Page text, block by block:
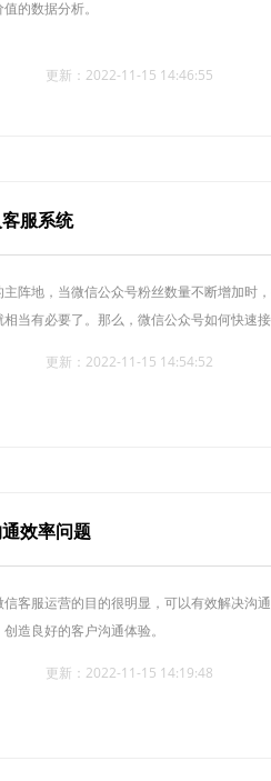
的数据分析。
更新：2022-11-15 14:46:55
服系统
阵地，当微信公众号粉丝数量不断增加时
当有必要了。那么，微信公众号如何快速
更新：2022-11-15 14:54:52
效率问题
客服运营的目的很明显，可以有效解决沟通
造良好的客户沟通体验。
更新：2022-11-15 14:19:48